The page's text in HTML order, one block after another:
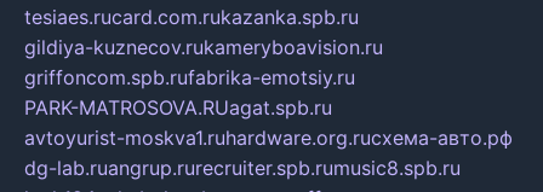
tesiaes.rucard.com.rukazanka.spb.ru
gildiya-kuznecov.rukameryboavision.ru
griffoncom.spb.rufabrika-emotsiy.ru
PARK-MATROSOVA.RUagat.spb.ru
avtoyurist-moskva1.ruhardware.org.ruсхема-авто.рф
dg-lab.ruangrup.rurecruiter.spb.rumusic8.spb.ru